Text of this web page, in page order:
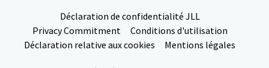
Déclaration de confidentialité JLL
Privacy Commitment
Conditions d'utilisation
Déclaration relative aux cookies
Mentions légales